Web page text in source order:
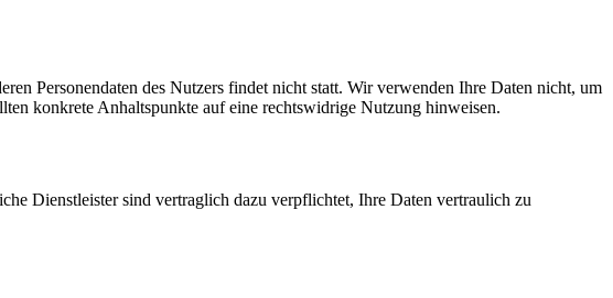
Personendaten des Nutzers findet nicht statt. Wir verwenden Ihre Daten nicht, um
konkrete Anhaltspunkte auf eine rechtswidrige Nutzung hinweisen.
Dienstleister sind vertraglich dazu verpflichtet, Ihre Daten vertraulich zu